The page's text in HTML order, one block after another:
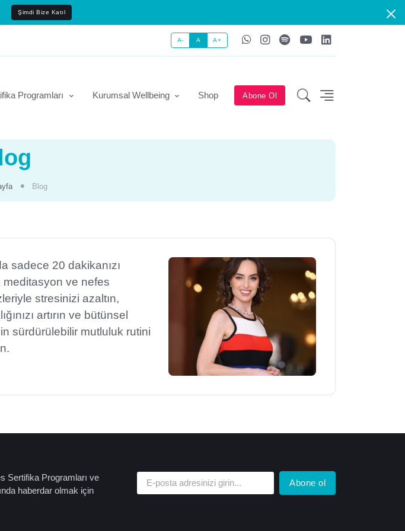
Şimdi Bize Katıl
A- A A+
Programları Kurumsal Wellbeing Shop Abone Ol
Blog
sadece 20 dakikanızı
meditasyon ve nefes
stresinizi azaltın,
artırın ve bütünsel
sürdürülebilir mutluluk rutini
Sertifika Programları ve
haberdar olmak için
Abone ol